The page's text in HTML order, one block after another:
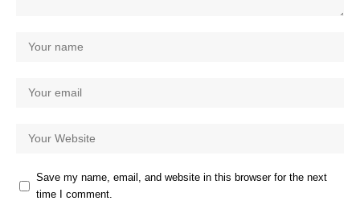
Save my name, email, and website in this browser for the next
time I comment.